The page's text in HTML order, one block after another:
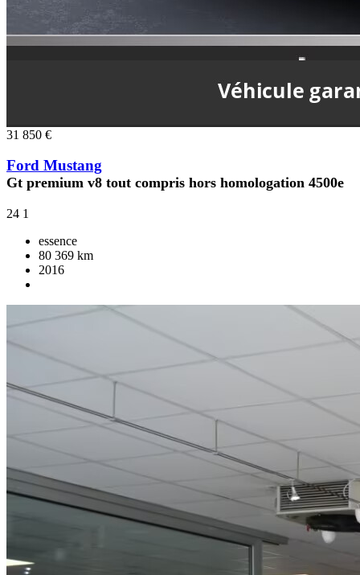
31 850 €
Ford Mustang
Gt premium v8 tout compris hors homologation 4500e
24 1
essence
80 369 km
2016